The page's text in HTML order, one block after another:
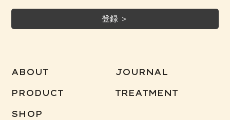
ABOUT JOURNAL
PRODUCT TREATMENT
SHOP